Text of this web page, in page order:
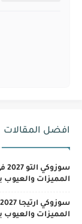
افضل المقالات
المميزات والعيوب
المميزات والعيوب